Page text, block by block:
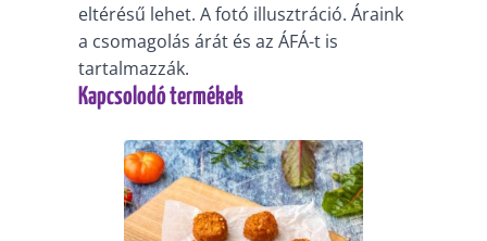
eltérésű lehet. A fotó illusztráció. Áraink
a csomagolás árát és az ÁFÁ-t is
tartalmazzák.
Kapcsolodó termékek